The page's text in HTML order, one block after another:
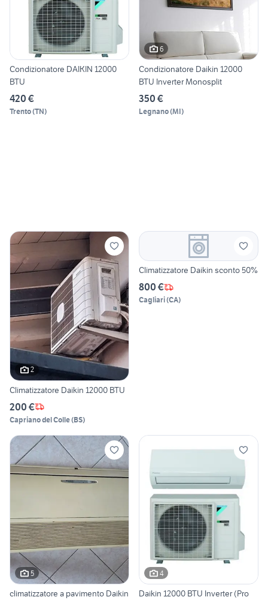
Condizionatore DAIKIN 12000
BTU
420 €
Trento(TN)
6
Condizionatore Daikin 12000
BTU Inverter Monosplit
350 €
Legnano(MI)
2
Climatizzatore Daikin 12000 BTU
200 €
Capriano del Colle(BS)
Climatizzatore Daikin sconto 50%
800 €
Cagliari(CA)
5
climatizzatore a pavimento Daikin
4
Daikin 12000 BTU Inverter (Pro